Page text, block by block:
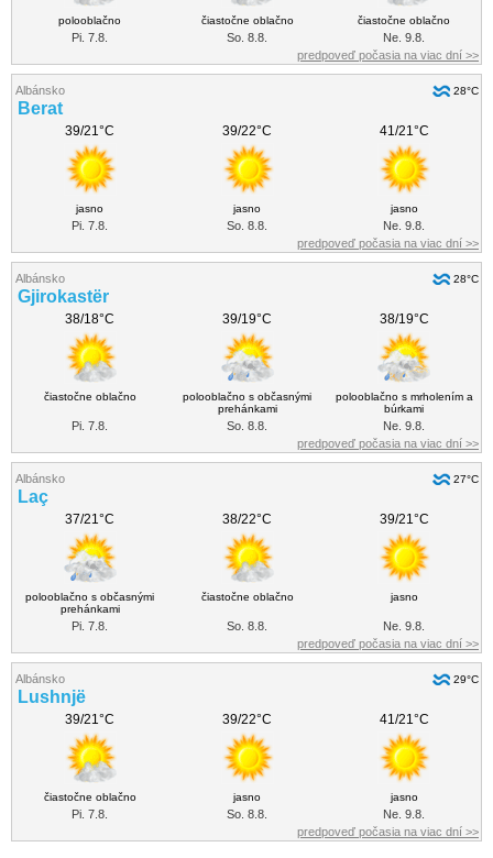
polooblačno čiastočne oblačno čiastočne oblačno
Pi. 7.8. So. 8.8.
Ne. 9.8.
predpoveď počasia na viac dní >>
Albánsko 28°C
Berat
39/21°C 39/22°C 41/21°C
jasno jasno jasno
Pi. 7.8. So. 8.8.
Ne. 9.8.
predpoveď počasia na viac dní >>
Albánsko 28°C
Gjirokastër
38/18°C 39/19°C 38/19°C
čiastočne oblačno
polooblačno s občasnými
prehánkami
polooblačno s mrholením a
búrkami
Pi. 7.8. So. 8.8.
Ne. 9.8.
predpoveď počasia na viac dní >>
Albánsko 27°C
Laç
37/21°C 38/22°C 39/21°C
polooblačno s občasnými
prehánkami
čiastočne oblačno jasno
Pi. 7.8. So. 8.8.
Ne. 9.8.
predpoveď počasia na viac dní >>
Albánsko 29°C
Lushnjë
39/21°C 39/22°C 41/21°C
čiastočne oblačno jasno jasno
Pi. 7.8. So. 8.8.
Ne. 9.8.
predpoveď počasia na viac dní >>